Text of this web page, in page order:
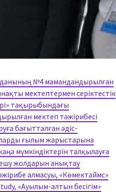
№4 мамандандырылған
мектептермен серіктестік
тақырыбындағы
мектеп тәжірибесі
бағытталған әдіс-
ғылым жарыстарына
мүмкіндіктерін талқылауға
жолдарын анықтау
алмасуы, «Көмектаймс»
«Ауылым-алтын бесігім»